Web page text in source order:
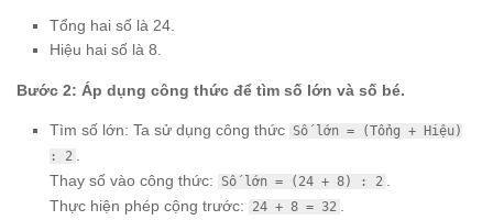
Tổng hai số là 24.
Hiệu hai số là 8.
Bước 2: Áp dụng công thức để tìm số lớn và số bé.
Tìm số lớn: Ta sử dụng công thức Số lớn = (Tổng + Hiệu)
: 2
Thay số vào công thức:
Số lớn = (24 + 8) : 2
Thực hiện phép cộng trước:
24 + 8 = 32